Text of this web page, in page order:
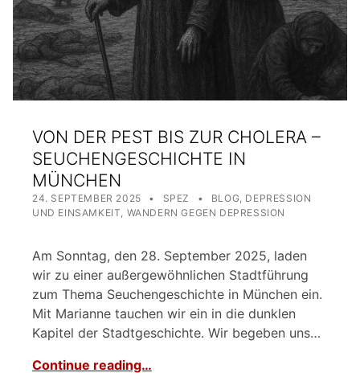
VON DER PEST BIS ZUR CHOLERA –
SEUCHENGESCHICHTE IN
MÜNCHEN
POSTED ON:
24. SEPTEMBER 2025 SPEZ CATEGORIZED IN:
BLOG DEPRESSION
UND EINSAMKEIT WANDERN GEGEN DEPRESSION
Am Sonntag, den 28. September 2025, laden
wir zu einer außergewöhnlichen Stadtführung
zum Thema Seuchengeschichte in München ein.
Mit Marianne tauchen wir ein in die dunklen
Kapitel der Stadtgeschichte. Wir begeben uns…
Continue reading…